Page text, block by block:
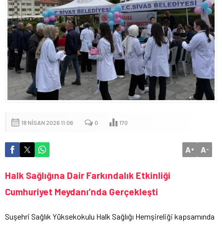
18 NISAN 2026 11:06 0 170
A+ A-
Halk Sağlığına Dair Farkındalık Etkinliği
Cumhuriyet Meydanı’nda Gerçekleşti
Suşehri Sağlık Yüksekokulu Halk Sağlığı Hemşireliği kapsamında